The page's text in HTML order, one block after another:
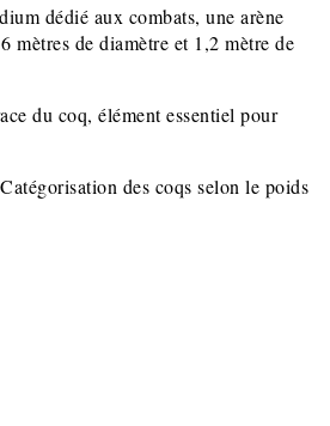
dédié aux combats, une arène
mètres de diamètre et 1,2 mètre de
du coq, élément essentiel pour
Catégorisation des coqs selon le poids